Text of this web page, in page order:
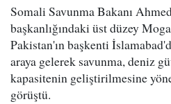
Somali Savunma Bakanı
başkanlığındaki üst düzey
Pakistan'ın başkenti
araya gelerek savunma, deniz
kapasitenin geliştirilmesine
görüştü.